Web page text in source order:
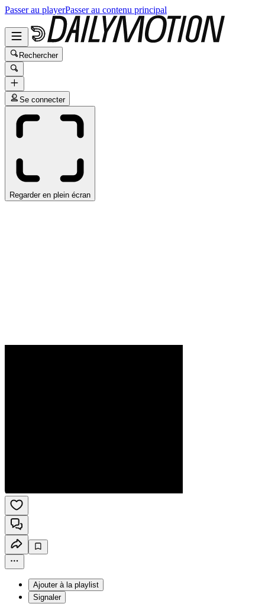
Passer au playerPasser au contenu principal
Rechercher
Se connecter
Regarder en plein écran
Ajouter à la playlist
Signaler